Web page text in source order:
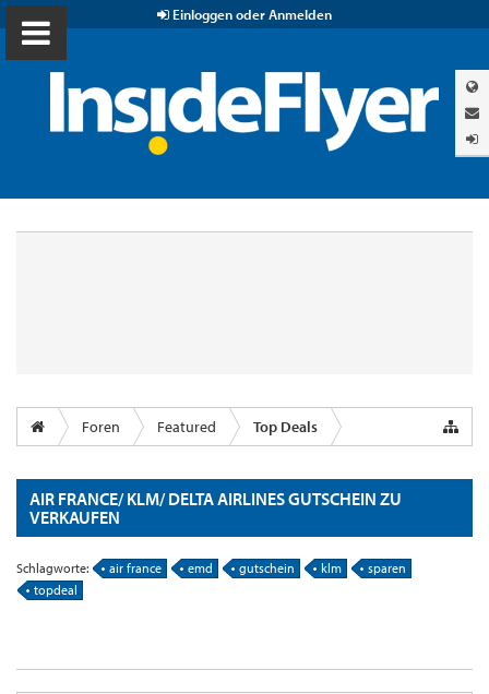
Einloggen oder Anmelden
Foren Featured Top Deals
AIR FRANCE/ KLM/ DELTA AIRLINES GUTSCHEIN ZU
VERKAUFEN
Schlagworte: air france emd gutschein klm
sparen
topdeal